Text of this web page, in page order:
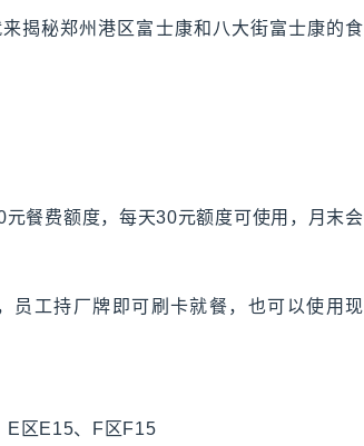
揭秘郑州港区富士康和八大街富士康的食
餐费额度，每天30元额度可使用，月末会
员工持厂牌即可刷卡就餐，也可以使用现
E区E15、F区F15